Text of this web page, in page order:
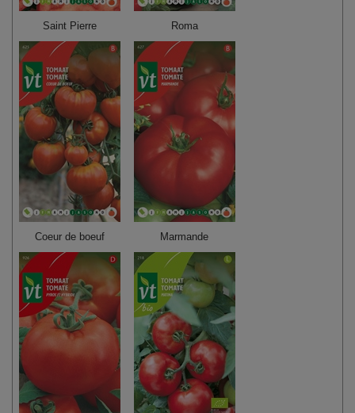
Saint Pierre Roma
Coeur de boeuf Marmande